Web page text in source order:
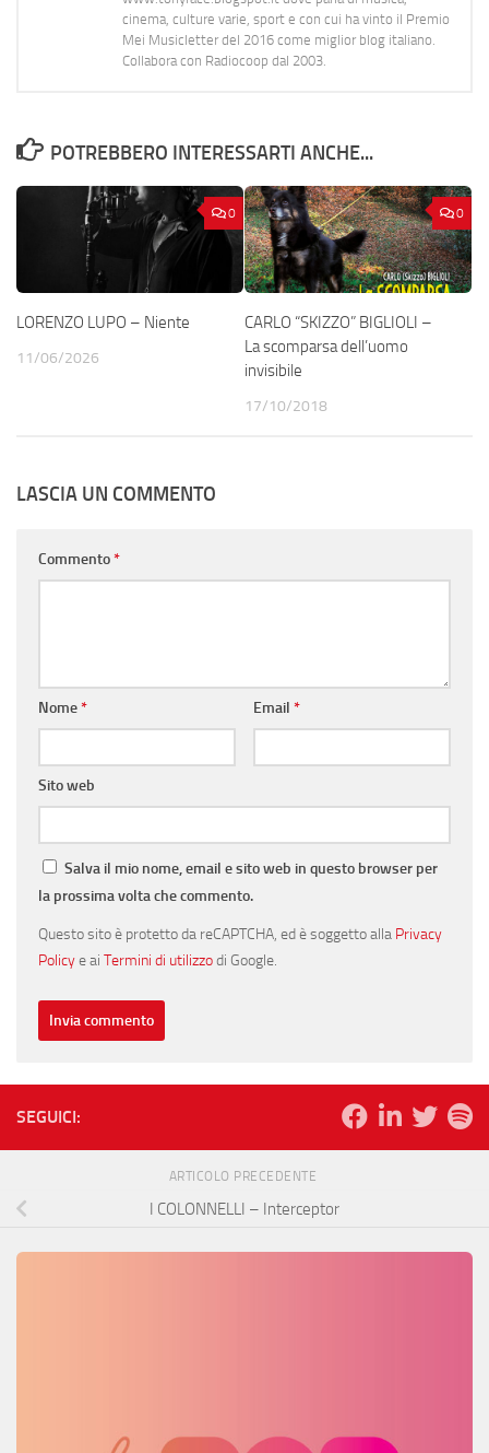
cinema, culture varie, sport e con cui ha vinto il Premio
Mei Musicletter del 2016 come miglior blog italiano.
Collabora con Radiocoop dal 2003.
POTREBBERO INTERESSARTI ANCHE...
0
LORENZO LUPO – Niente
11/06/2026
0
CARLO “SKIZZO” BIGLIOLI –
La scomparsa dell’uomo
invisibile
17/10/2018
LASCIA UN COMMENTO
Commento*
Nome* Email *
Sito web
Salva il mio nome, email e sito web in questo browser per
la prossima volta che commento.
Questo sito è protetto da reCAPTCHA, ed è soggetto alla Privacy
Policye ai Termini di utilizzodi Google.
SEGUICI:
ARTICOLO PRECEDENTE
I COLONNELLI – Interceptor